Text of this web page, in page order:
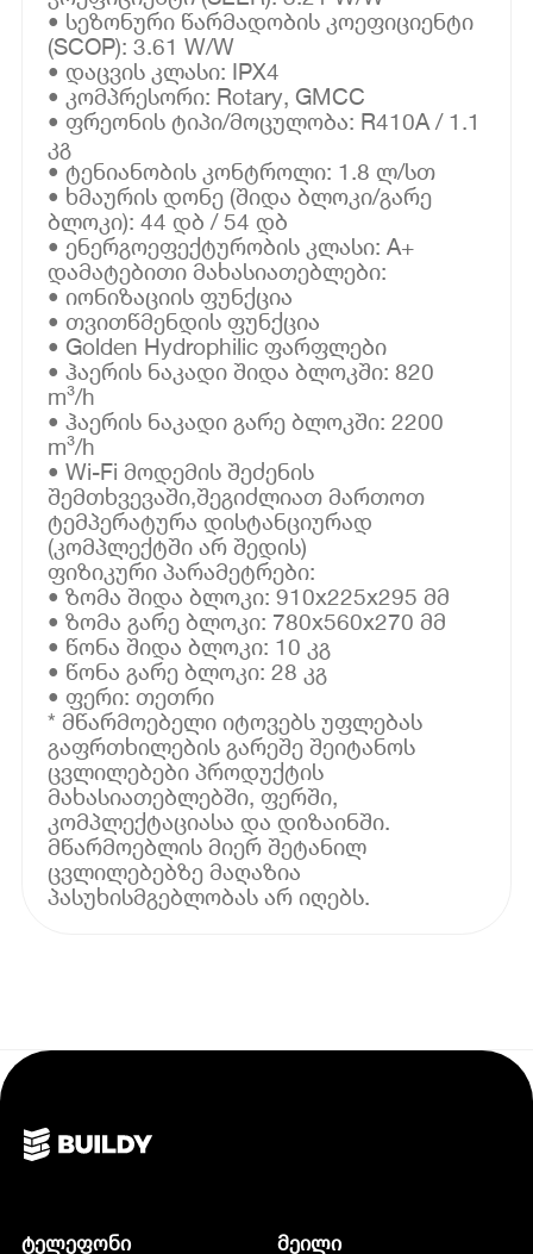
• სეზონური წარმადობის კოეფიციენტი
(SCOP): 3.61 W/W
• დაცვის კლასი: IPX4
• კომპრესორი: Rotary, GMCC
• ფრეონის ტიპი/მოცულობა: R410A / 1.1
კგ
• ტენიანობის კონტროლი: 1.8 ლ/სთ
• ხმაურის დონე (შიდა ბლოკი/გარე
ბლოკი): 44 დბ / 54 დბ
• ენერგოეფექტურობის კლასი: A+
დამატებითი მახასიათებლები:
• იონიზაციის ფუნქცია
• თვითწმენდის ფუნქცია
• Golden Hydrophilic ფარფლები
• ჰაერის ნაკადი შიდა ბლოკში: 820
m³/h
• ჰაერის ნაკადი გარე ბლოკში: 2200
m³/h
• Wi-Fi მოდემის შეძენის
შემთხვევაში,შეგიძლიათ მართოთ
ტემპერატურა დისტანციურად
(კომპლექტში არ შედის)
ფიზიკური პარამეტრები:
• ზომა შიდა ბლოკი: 910x225x295 მმ
• ზომა გარე ბლოკი: 780x560x270 მმ
• წონა შიდა ბლოკი: 10 კგ
• წონა გარე ბლოკი: 28 კგ
• ფერი: თეთრი
* მწარმოებელი იტოვებს უფლებას
გაფრთხილების გარეშე შეიტანოს
ცვლილებები პროდუქტის
მახასიათებლებში, ფერში,
კომპლექტაციასა და დიზაინში.
მწარმოებლის მიერ შეტანილ
ცვლილებებზე მაღაზია
პასუხისმგებლობას არ იღებს.
ტელეფონი მეილი